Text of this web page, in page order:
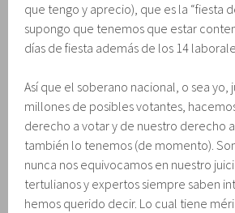
que tengo y aprecio), que es la “fiesta
supongo que tenemos que estar
días de fiesta además de los 14
Así que el soberano nacional, o sea yo,
millones de posibles votantes,
derecho a votar y de nuestro derecho
también lo tenemos (de momento).
nunca nos equivocamos en nuestro
tertulianos y expertos siempre saben
hemos querido decir. Lo cual tiene